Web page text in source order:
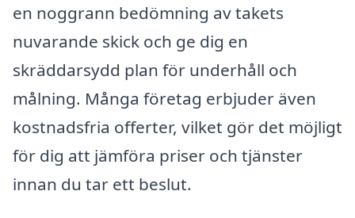
en noggrann bedömning av takets
nuvarande skick och ge dig en
skräddarsydd plan för underhåll och
målning. Många företag erbjuder även
kostnadsfria offerter, vilket gör det möjligt
för dig att jämföra priser och tjänster
innan du tar ett beslut.